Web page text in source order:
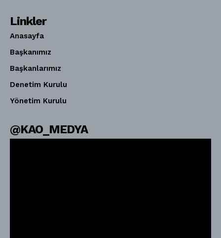
Linkler
Anasayfa
Başkanımız
Başkanlarımız
Denetim Kurulu
Yönetim Kurulu
@KAO_MEDYA